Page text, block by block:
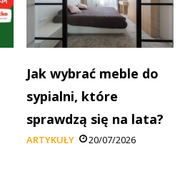
Jak wybrać meble do
sypialni, które
sprawdzą się na lata?
ARTYKUŁY 20/07/2026